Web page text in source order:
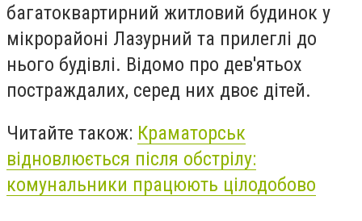
багатоквартирний житловий будинок у
мікрорайоні Лазурний та прилеглі до
нього будівлі. Відомо про дев'ятьох
постраждалих, серед них двоє дітей.
Читайте також: Краматорськ
відновлюється після обстрілу:
комунальники працюють цілодобово